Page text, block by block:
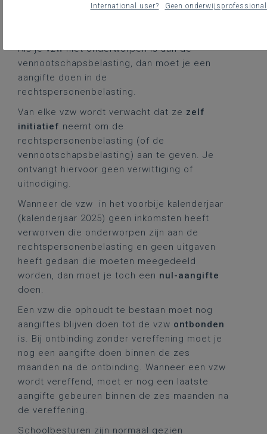
Als je vzw niet onderworpen is aan de
vennootschapsbelasting, dan moet je een
aangifte doen in de
rechtspersonenbelasting.
Van elke vzw wordt verwacht dat ze zelf
initiatief neemt om de
rechtspersonenbelasting (of de
vennootschapsbelasting) aan te geven. Je
ontvangt hiervoor geen verwittiging of
uitnodiging.
Wanneer de vzw in het voorbije kalenderjaar
(kalenderjaar 2025) geen inkomsten heeft
verworven die onderworpen zijn aan de
rechtspersonenbelasting en geen uitgaven
heeft gedaan die moeten meegedeeld
worden, dan moet je toch een nul-aangifte
doen.
Een vzw die ophoudt te bestaan moet nog
aangiftes blijven doen tot de vzw ontbonden
is. Bij ontbinding zonder vereffening moet je
nog een aangifte doen binnen de zes
maanden na de ontbinding. Wanneer een vzw
wordt vereffend, moet er nog een laatste
aangifte gebeuren binnen de zes maanden na
de vereffening.
Schoolbesturen zijn normaal gezien
International user? Geen